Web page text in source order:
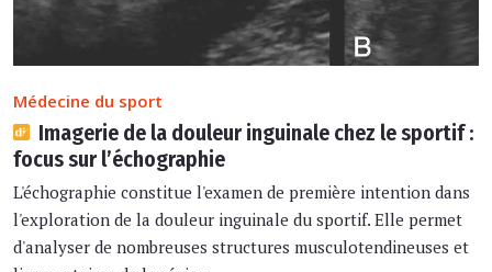
Médecine du sport
Imagerie de la douleur inguinale chez le sportif :
focus sur l’échographie
L'échographie constitue l'examen de première intention dans
l'exploration de la douleur inguinale du sportif. Elle permet
d'analyser de nombreuses structures musculotendineuses et